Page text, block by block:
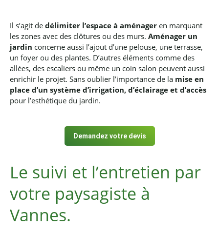
Il s’agit de délimiter l’espace à aménager en marquant
les zones avec des clôtures ou des murs. Aménager un
jardin concerne aussi l’ajout d’une pelouse, une terrasse,
un foyer ou des plantes. D’autres éléments comme des
allées, des escaliers ou même un coin salon peuvent aussi
enrichir le projet. Sans oublier l’importance de la mise en
place d’un système d’irrigation, d’éclairage et d’accès
pour l’esthétique du jardin.
Demandez votre devis
Le suivi et l’entretien par
votre paysagiste à
Vannes.